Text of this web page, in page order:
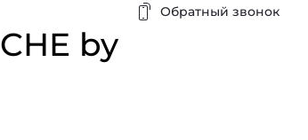
Обратный звонок
CHE by